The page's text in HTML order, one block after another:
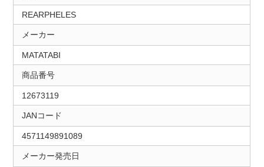
REARPHELES
メーカー
MATATABI
商品番号
12673119
JANコード
4571149891089
メーカー発売日